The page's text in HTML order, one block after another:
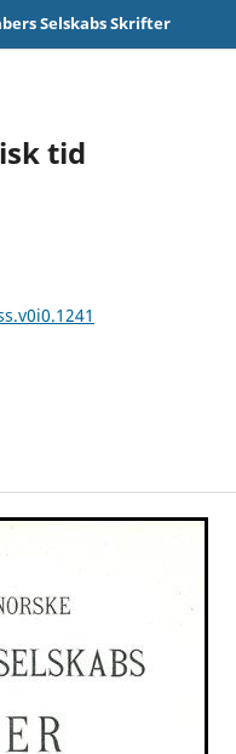
Selskabs Skrifter
tid